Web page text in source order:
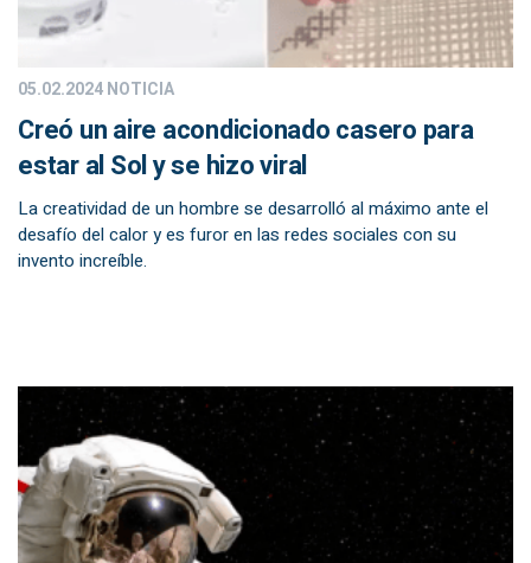
05.02.2024NOTICIA
Creó un aire acondicionado casero para
estar al Sol y se hizo viral
La creatividad de un hombre se desarrolló al máximo ante el
desafío del calor y es furor en las redes sociales con su
invento increíble.